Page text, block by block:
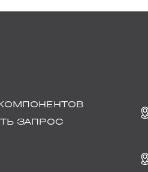
ЗАПРОС